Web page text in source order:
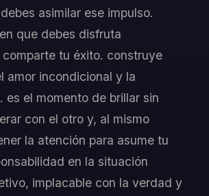
asimilar ese impulso.
que debes disfruta
tu éxito. construye
amor incondicional y la
es el momento de brillar sin
con el otro y, al mismo
la atención para asume tu
en la situación
implacable con la verdad y